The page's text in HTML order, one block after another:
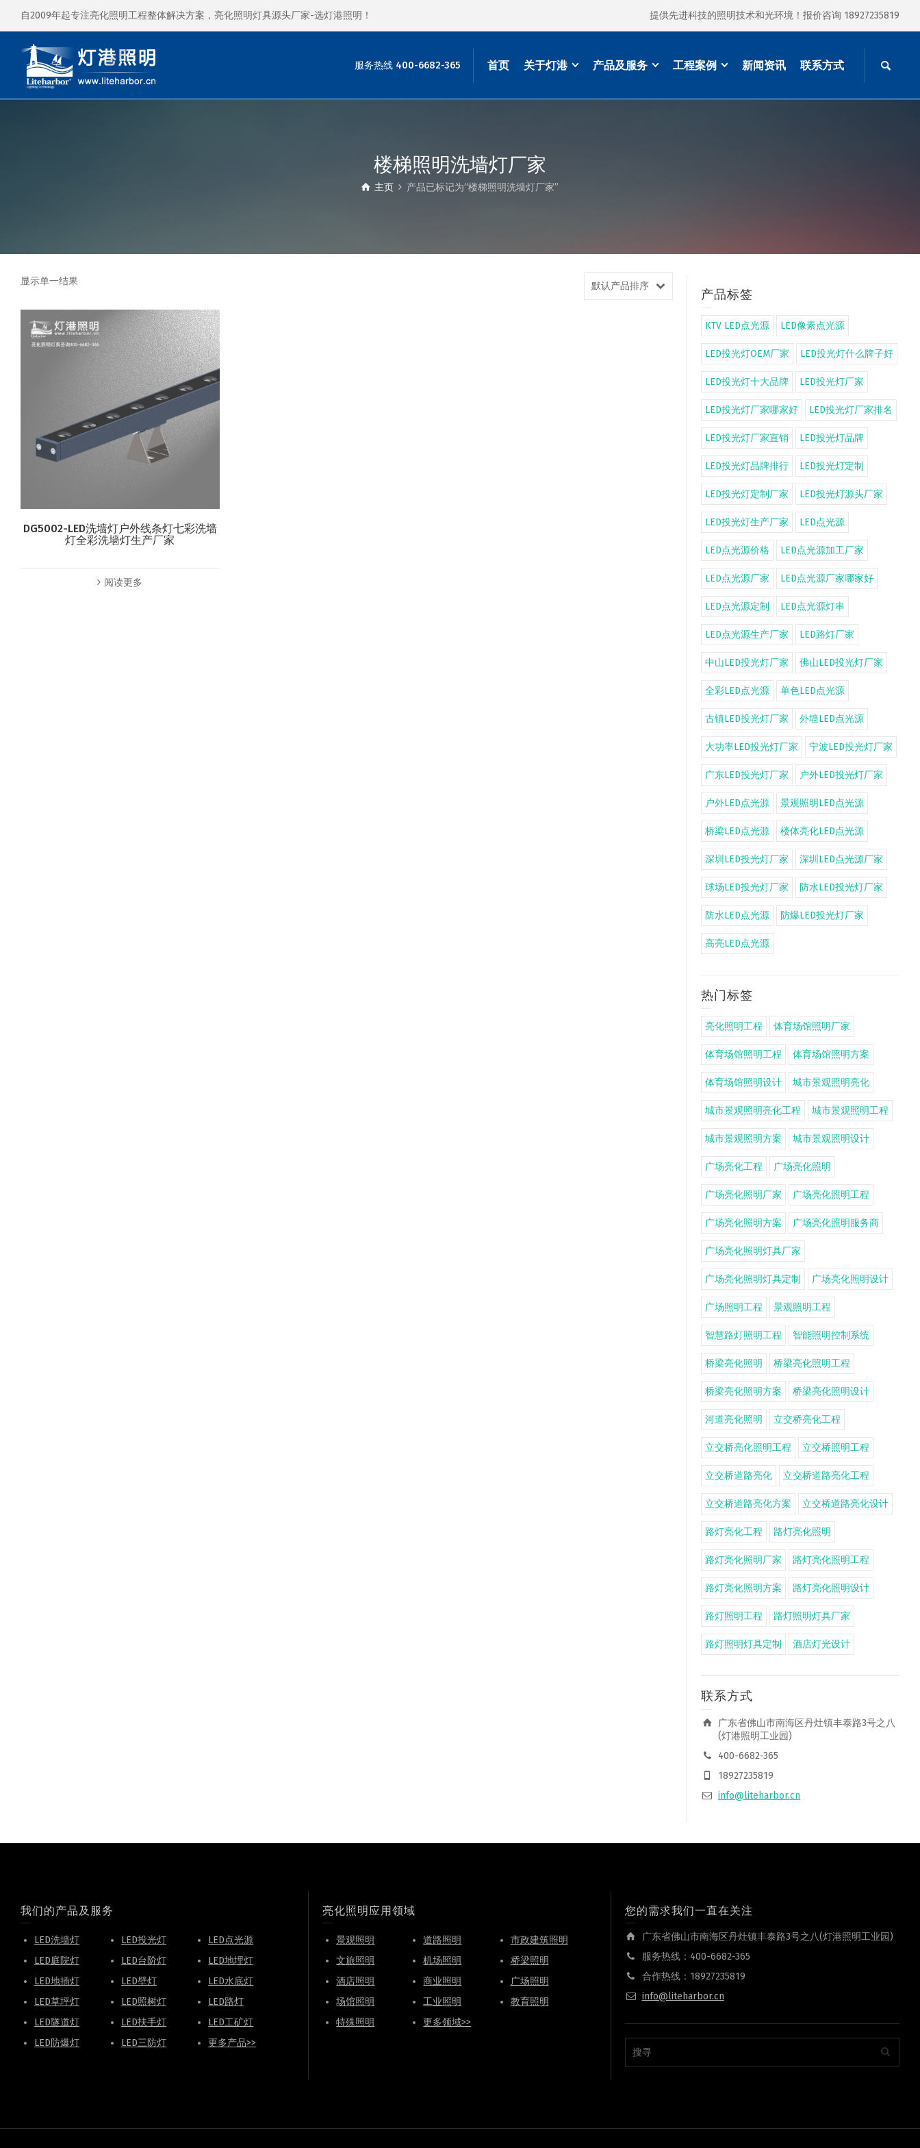
自2009年起专注亮化照明工程整体解决方案，亮化照明灯具源头厂家-选灯港照明！ 提供先进科技的照明技术和光环境！报价咨询 18927235819
服务热线 400-6682-365 首页 关于灯港 产品及服务 工程案例 新闻资讯 联系方式
楼梯照明洗墙灯厂家
主页 产品已标记为“楼梯照明洗墙灯厂家”
显示单一结果 默认产品排序
DG5002-LED洗墙灯户外线条灯七彩洗墙
灯全彩洗墙灯生产厂家
阅读更多
产品标签
KTV LED点光源 LED像素点光源
LED投光灯OEM厂家 LED投光灯什么牌子好
LED投光灯十大品牌 LED投光灯厂家
LED投光灯厂家哪家好 LED投光灯厂家排名
LED投光灯厂家直销 LED投光灯品牌
LED投光灯品牌排行 LED投光灯定制
LED投光灯定制厂家 LED投光灯源头厂家
LED投光灯生产厂家 LED点光源
LED点光源价格 LED点光源加工厂家
LED点光源厂家 LED点光源厂家哪家好
LED点光源定制 LED点光源灯串
LED点光源生产厂家 LED路灯厂家
中山LED投光灯厂家 佛山LED投光灯厂家
全彩LED点光源 单色LED点光源
古镇LED投光灯厂家 外墙LED点光源
大功率LED投光灯厂家 宁波LED投光灯厂家
广东LED投光灯厂家 户外LED投光灯厂家
户外LED点光源 景观照明LED点光源
桥梁LED点光源 楼体亮化LED点光源
深圳LED投光灯厂家 深圳LED点光源厂家
球场LED投光灯厂家 防水LED投光灯厂家
防水LED点光源 防爆LED投光灯厂家
高亮LED点光源
热门标签
亮化照明工程 体育场馆照明厂家
体育场馆照明工程 体育场馆照明方案
体育场馆照明设计 城市景观照明亮化
城市景观照明亮化工程 城市景观照明工程
城市景观照明方案 城市景观照明设计
广场亮化工程 广场亮化照明
广场亮化照明厂家 广场亮化照明工程
广场亮化照明方案 广场亮化照明服务商
广场亮化照明灯具厂家
广场亮化照明灯具定制 广场亮化照明设计
广场照明工程 景观照明工程
智慧路灯照明工程 智能照明控制系统
桥梁亮化照明 桥梁亮化照明工程
桥梁亮化照明方案 桥梁亮化照明设计
河道亮化照明 立交桥亮化工程
立交桥亮化照明工程 立交桥照明工程
立交桥道路亮化 立交桥道路亮化工程
立交桥道路亮化方案 立交桥道路亮化设计
路灯亮化工程 路灯亮化照明
路灯亮化照明厂家 路灯亮化照明工程
路灯亮化照明方案 路灯亮化照明设计
路灯照明工程 路灯照明灯具厂家
路灯照明灯具定制 酒店灯光设计
联系方式
广东省佛山市南海区丹灶镇丰泰路3号之八
(灯港照明工业园)
400-6682-365
18927235819
info@liteharbor.cn
我们的产品及服务
LED洗墙灯 LED投光灯
LED点光源
LED庭院灯
LED台阶灯
LED地埋灯
LED地插灯
LED壁灯
LED水底灯
LED草坪灯
LED照树灯
LED路灯
LED隧道灯
LED扶手灯
LED工矿灯
LED防爆灯
LED三防灯 更多产品>>
亮化照明应用领域
景观照明 道路照明
市政建筑照明
文旅照明
机场照明
桥梁照明
酒店照明
商业照明
广场照明
场馆照明
工业照明
教育照明
特殊照明
更多领域>>
您的需求我们一直在关注
广东省佛山市南海区丹灶镇丰泰路3号之八(灯港照明工业园)
服务热线：400-6682-365
合作热线：18927235819
info@liteharbor.cn